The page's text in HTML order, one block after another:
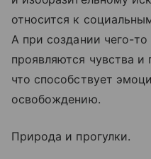
относится к
А при создании чего-
проявляются чувства и
что способствует
освобождению.
Природа и прогулки.